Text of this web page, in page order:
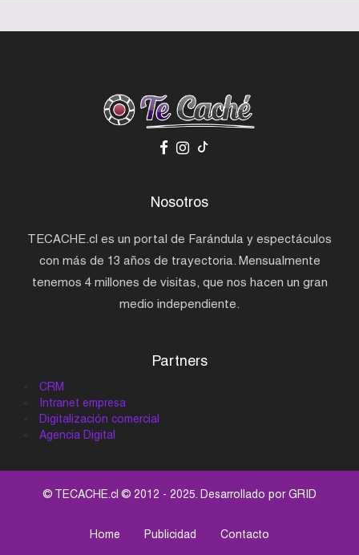
Nosotros
TECACHE.cl es un portal de Farándula y espectáculos
con más de 13 años de trayectoria. Mensualmente
tenemos 4 millones de visitas, que nos hacen un gran
medio independiente.
Partners
CRM
Intranet empresa
Digitalización comercial
Agencia Digital
© TECACHE.cl © 2012 - 2025. Desarrollado porGRID
Home Publicidad Contacto